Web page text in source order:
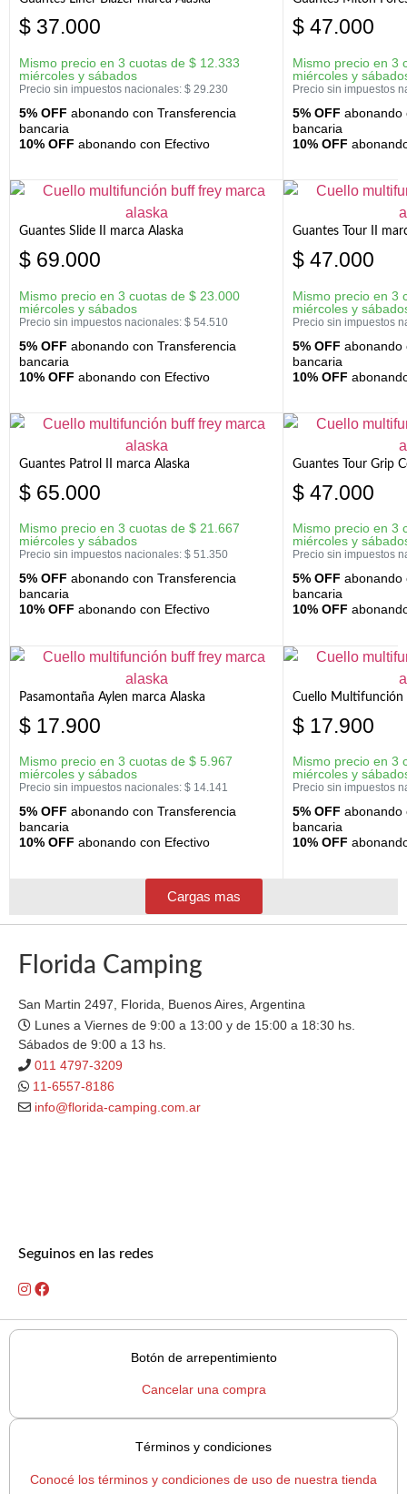
$ 37.000
Mismo precio en 3 cuotas de $ 12.333
miércoles y sábados
Precio sin impuestos nacionales: $ 29.230
5% OFF abonando con Transferencia
bancaria
10% OFF abonando con Efectivo
$ 47.000
Mismo precio en 3
miércoles y
Precio sin impuestos
5% OFF abonando
bancaria
10% OFF
Guantes Slide II marca Alaska
$ 69.000
Mismo precio en 3 cuotas de $ 23.000
miércoles y sábados
Precio sin impuestos nacionales: $ 54.510
5% OFF abonando con Transferencia
bancaria
10% OFF abonando con Efectivo
Guantes Tour II
$ 47.000
Mismo precio en 3
miércoles y
Precio sin impuestos
5% OFF abonando
bancaria
10% OFF
Guantes Patrol II marca Alaska
$ 65.000
Mismo precio en 3 cuotas de $ 21.667
miércoles y sábados
Precio sin impuestos nacionales: $ 51.350
5% OFF abonando con Transferencia
bancaria
10% OFF abonando con Efectivo
Guantes Tour Grip
$ 47.000
Mismo precio en 3
miércoles y
Precio sin impuestos
5% OFF abonando
bancaria
10% OFF
Pasamontaña Aylen marca Alaska
$ 17.900
Mismo precio en 3 cuotas de $ 5.967
miércoles y sábados
Precio sin impuestos nacionales: $ 14.141
5% OFF abonando con Transferencia
bancaria
10% OFF abonando con Efectivo
Cuello Multifunción
$ 17.900
Mismo precio en 3
miércoles y
Precio sin impuestos
5% OFF abonando
bancaria
10% OFF
Cargas mas
Florida Camping
San Martin 2497, Florida, Buenos Aires, Argentina
Lunes a Viernes de 9:00 a 13:00 y de 15:00 a 18:30 hs.
Sábados de 9:00 a 13 hs.
011 4797-3209
11-6557-8186
info@florida-camping.com.ar
Seguinos en las redes
Botón de arrepentimiento
Cancelar una compra
Términos y condiciones
Conocé los términos y condiciones de uso de nuestra tienda